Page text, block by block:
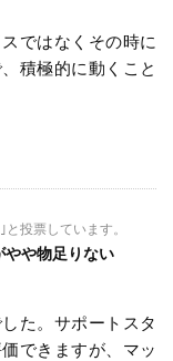
ではなくその時に
積極的に動くこと
投票しています。
やや物足りない
た。サポートスタ
できますが、マッ